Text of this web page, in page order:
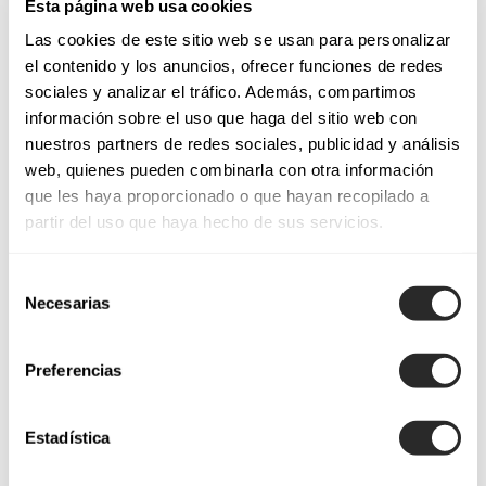
Esta página web usa cookies
Las cookies de este sitio web se usan para personalizar
el contenido y los anuncios, ofrecer funciones de redes
sociales y analizar el tráfico. Además, compartimos
información sobre el uso que haga del sitio web con
nuestros partners de redes sociales, publicidad y análisis
web, quienes pueden combinarla con otra información
que les haya proporcionado o que hayan recopilado a
partir del uso que haya hecho de sus servicios.
Necesarias
Preferencias
Estadística